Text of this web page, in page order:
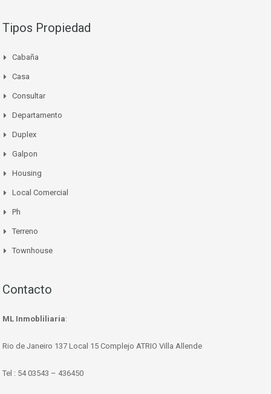
Tipos Propiedad
Cabaña
Casa
Consultar
Departamento
Duplex
Galpon
Housing
Local Comercial
Ph
Terreno
Townhouse
Contacto
ML Inmobliliaria:
Rio de Janeiro 137 Local 15 Complejo ATRIO Villa Allende
Tel : 54 03543 – 436450